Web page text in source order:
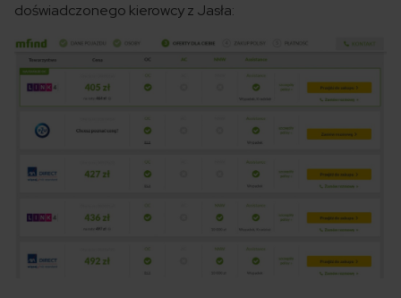
doświadczonego kierowcy z Jasła: